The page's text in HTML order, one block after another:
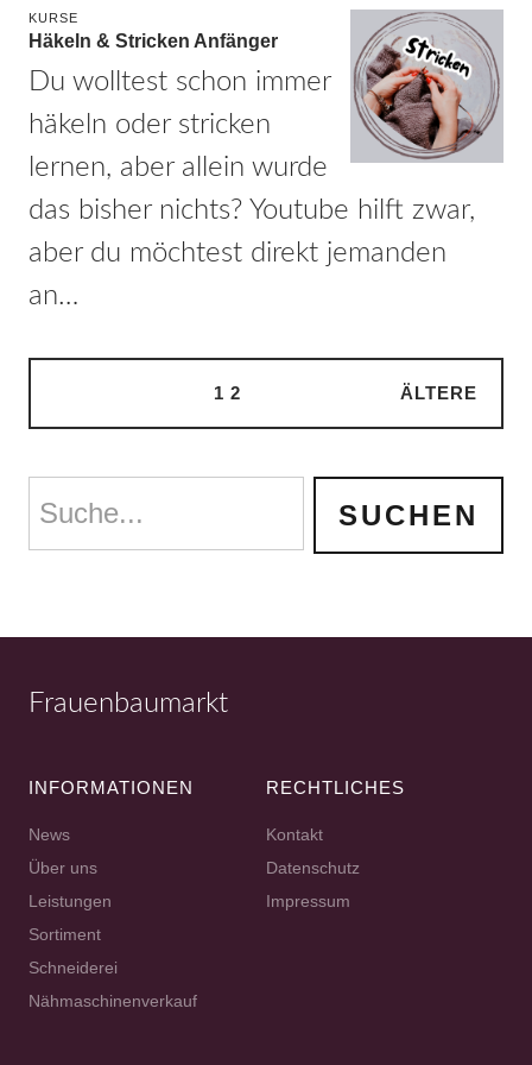
KURSE
Häkeln & Stricken Anfänger
Du wolltest schon immer
häkeln oder stricken
lernen, aber allein wurde
das bisher nichts? Youtube hilft zwar,
aber du möchtest direkt jemanden
an…
1 2 ÄLTERE
Frauenbaumarkt
INFORMATIONEN
News
Über uns
Leistungen
Sortiment
Schneiderei
Nähmaschinenverkauf
RECHTLICHES
Kontakt
Datenschutz
Impressum